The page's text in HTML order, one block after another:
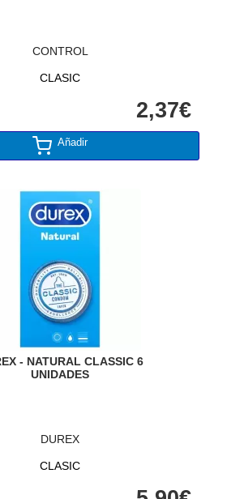
CONTROL
CLASIC
2,37€
Añadir
- NATURAL CLASSIC 6
UNIDADES
DUREX
CLASIC